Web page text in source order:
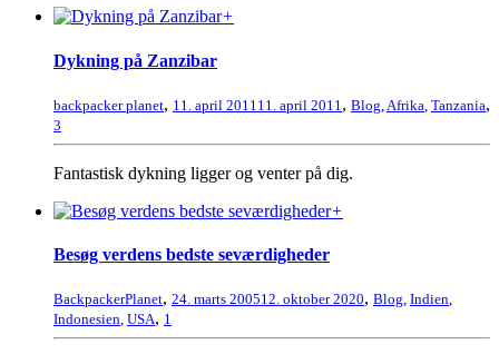
+
Dykning på Zanzibar
backpacker planet, 11. april 2011 11. april 2011 , Blog Afrika Tanzania,
3
Fantastisk dykning ligger og venter på dig.
+
Besøg verdens bedste seværdigheder
BackpackerPlanet, 24. marts 200512. oktober 2020, Blog, Indien,
Indonesien, USA, 1